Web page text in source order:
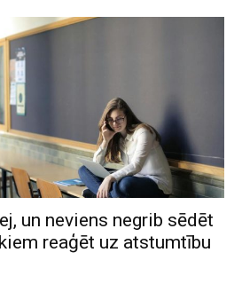
un neviens negrib sēdēt
reaģēt uz atstumtību